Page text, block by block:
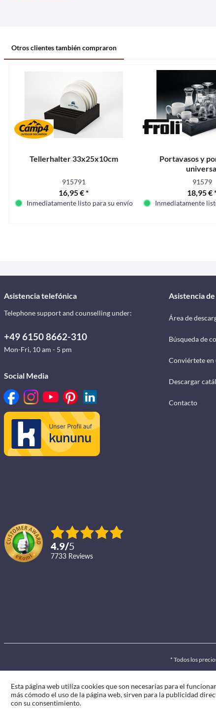
Otros clientes también compraron
Tellerhalter 33x25x10cm
915791
16,95 € *
Inmediatamente listo para su envío
Portavasos y
91579
18,95 €
Inmediatamente
Asistencia telefónica
Telephone support and counselling under:
+49 6150 8662-310
Mon-Fri, 10 am - 5 pm
Social Media
4.9/5
7733 reviews
Asistencia
Área de
Búsqueda de
Conviértete
Descargar
Contacto
* Todos los
Esta página web utiliza cookies que son necesarias para el
más cómodo el uso de la página web, sirven para la publicidad
con su consentimiento.